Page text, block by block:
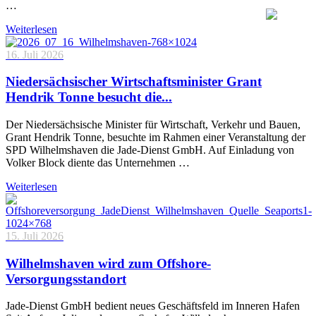
…
Weiterlesen
16. Juli 2026
Niedersächsischer Wirtschaftsminister Grant
Hendrik Tonne besucht die...
Der Niedersächsische Minister für Wirtschaft, Verkehr und Bauen,
Grant Hendrik Tonne, besuchte im Rahmen einer Veranstaltung der
SPD Wilhelmshaven die Jade-Dienst GmbH. Auf Einladung von
Volker Block diente das Unternehmen …
Weiterlesen
15. Juli 2026
Wilhelmshaven wird zum Offshore-
Versorgungsstandort
Jade-Dienst GmbH bedient neues Geschäftsfeld im Inneren Hafen